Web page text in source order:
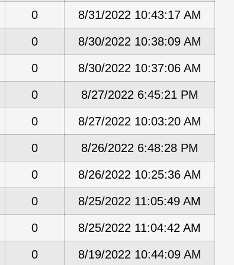
0 8/31/2022 10:43:17 AM
0 8/30/2022 10:38:09 AM
0 8/30/2022 10:37:06 AM
0 8/27/2022 6:45:21 PM
0 8/27/2022 10:03:20 AM
0 8/26/2022 6:48:28 PM
0 8/26/2022 10:25:36 AM
0 8/25/2022 11:05:49 AM
0 8/25/2022 11:04:42 AM
0 8/19/2022 10:44:09 AM